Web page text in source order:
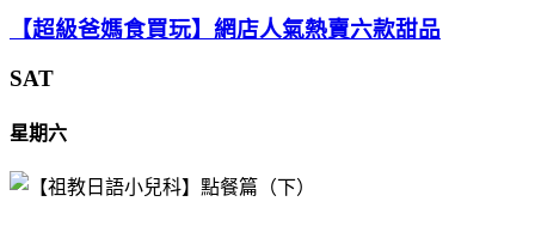
【超級爸媽食買玩】網店人氣熱賣六款甜品
SAT
星期六